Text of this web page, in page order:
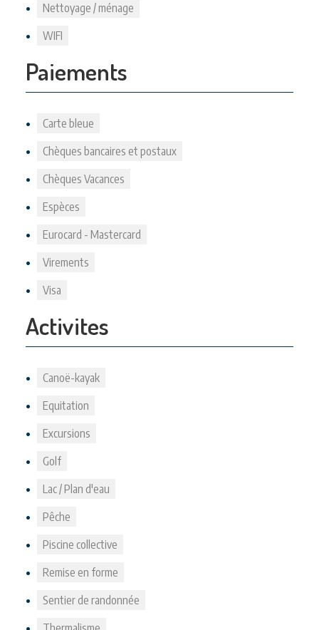
Nettoyage / ménage
WIFI
Paiements
Carte bleue
Chèques bancaires et postaux
Chèques Vacances
Espèces
Eurocard - Mastercard
Virements
Visa
Activites
Canoë-kayak
Equitation
Excursions
Golf
Lac / Plan d'eau
Pêche
Piscine collective
Remise en forme
Sentier de randonnée